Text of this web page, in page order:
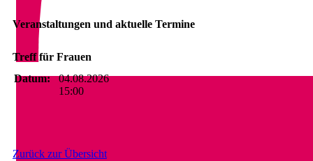
Veranstaltungen und aktuelle Termine
Treff für Frauen
Datum:
04.08.2026
15:00
Zurück zur Übersicht